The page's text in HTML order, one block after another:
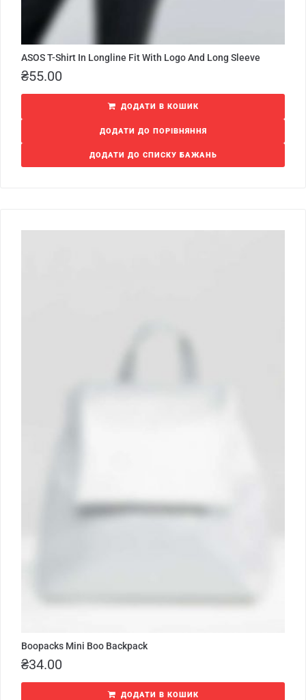
ASOS T-Shirt In Longline Fit With Logo And Long Sleeve
₴55.00
ДОДАТИ В КОШИК
ДОДАТИ ДО ПОРІВНЯННЯ
ДОДАТИ ДО СПИСКУ БАЖАНЬ
Boopacks Mini Boo Backpack
₴34.00
ДОДАТИ В КОШИК